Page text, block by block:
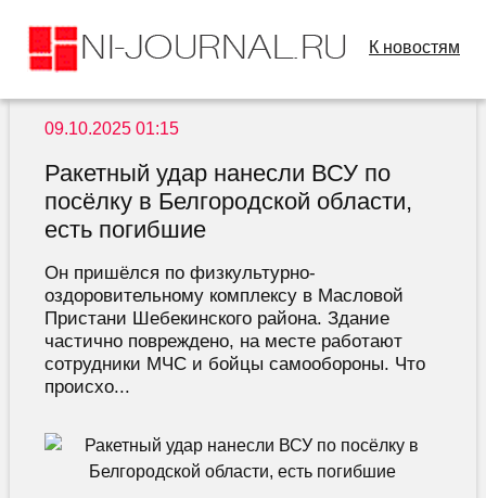
К новостям
09.10.2025 01:15
Ракетный удар нанесли ВСУ по
посёлку в Белгородской области,
есть погибшие
Он пришёлся по физкультурно-
оздоровительному комплексу в Масловой
Пристани Шебекинского района. Здание
частично повреждено, на месте работают
сотрудники МЧС и бойцы самообороны. Что
происхо...